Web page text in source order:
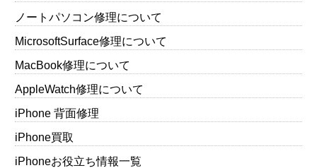
ノートパソコン修理について
MicrosoftSurface修理について
MacBook修理について
AppleWatch修理について
iPhone 背面修理
iPhone買取
iPhoneお役立ち情報一覧